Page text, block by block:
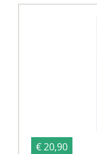
€ 20,90